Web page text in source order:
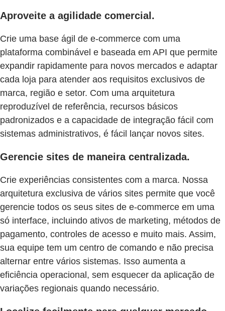
Aproveite a agilidade comercial.
Crie uma base ágil de e-commerce com uma
plataforma combinável e baseada em API que permite
expandir rapidamente para novos mercados e adaptar
cada loja para atender aos requisitos exclusivos de
marca, região e setor. Com uma arquitetura
reproduzível de referência, recursos básicos
padronizados e a capacidade de integração fácil com
sistemas administrativos, é fácil lançar novos sites.
Gerencie sites de maneira centralizada.
Crie experiências consistentes com a marca. Nossa
arquitetura exclusiva de vários sites permite que você
gerencie todos os seus sites de e-commerce em uma
só interface, incluindo ativos de marketing, métodos de
pagamento, controles de acesso e muito mais. Assim,
sua equipe tem um centro de comando e não precisa
alternar entre vários sistemas. Isso aumenta a
eficiência operacional, sem esquecer da aplicação de
variações regionais quando necessário.